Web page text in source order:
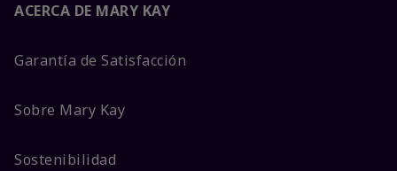
ACERCA DE MARY KAY
Garantía de Satisfacción
Sobre Mary Kay
Sostenibilidad